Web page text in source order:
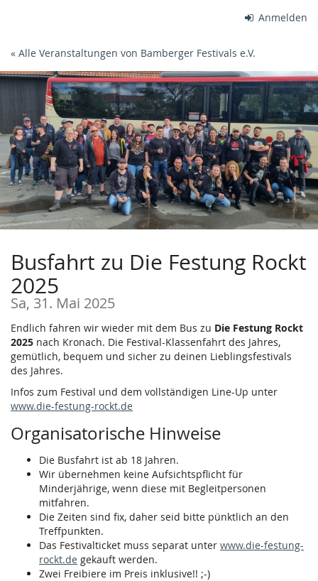
springen
Anmelden
« Alle Veranstaltungen von Bamberger Festivals e.V.
Busfahrt zu Die Festung Rockt
2025
Sa, 31. Mai 2025
Endlich fahren wir wieder mit dem Bus zu Die Festung Rockt
2025 nach Kronach. Die Festival-Klassenfahrt des Jahres,
gemütlich, bequem und sicher zu deinen Lieblingsfestivals
des Jahres.
Infos zum Festival und dem vollständigen Line-Up unter
www.die-festung-rockt.de
Organisatorische Hinweise
Die Busfahrt ist ab 18 Jahren.
Wir übernehmen keine Aufsichtspflicht für
Minderjährige, wenn diese mit Begleitpersonen
mitfahren.
Die Zeiten sind fix, daher seid bitte pünktlich an den
Treffpunkten.
Das Festivalticket muss separat unter www.die-festung-
rockt.de gekauft werden.
Zwei Freibiere im Preis inklusive!! ;-)